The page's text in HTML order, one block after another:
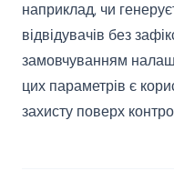
наприклад, чи
відвідувачів без
замовчуванням
цих параметрів є
захисту поверх